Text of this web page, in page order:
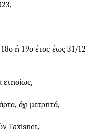
ή 19ο έτος έως 31/12
ετησίως,
όχι μετρητά,
Taxisnet,